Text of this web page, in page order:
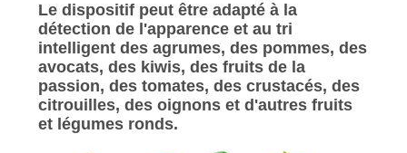
Le dispositif peut être adapté à la
détection de l'apparence et au tri
intelligent des agrumes, des pommes, des
avocats, des kiwis, des fruits de la
passion, des tomates, des crustacés, des
citrouilles, des oignons et d'autres fruits
et légumes ronds.